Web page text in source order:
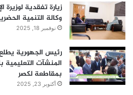
زيارة تفقدية
وكالة التنمية
نوفمبر 18, 2025
رئيس الجهورية
المنشآت التعليمية
بمقاطعة لكصر
أكتوبر 23, 2025